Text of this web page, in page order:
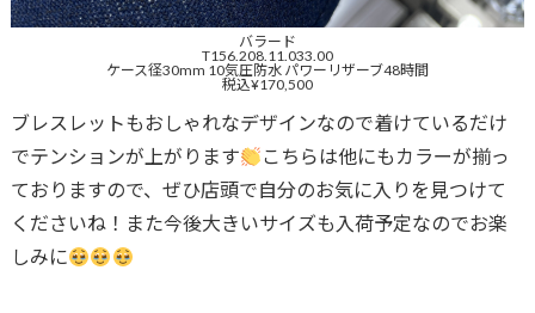
バラード
T156.208.11.033.00
ケース径30mm 10気圧防水 パワーリザーブ48時間
税込¥170,500
ブレスレットもおしゃれなデザインなので着けているだけ
でテンションが上がります
こちらは他にもカラーが揃っ
ておりますので、ぜひ店頭で自分のお気に入りを見つけて
くださいね！また今後大きいサイズも入荷予定なのでお楽
しみに